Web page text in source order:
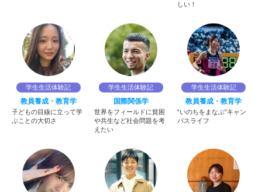
しい！
学生生活体験記
教員養成・教育学
子どもの目線に立って学
ぶことの大切さ
学生生活体験記
国際関係学
世界をフィールドに貧困
や共生など社会問題を考
えたい
学生生活体験記
教員養成・教育学
“いのちをまなぶ”キャン
パスライフ